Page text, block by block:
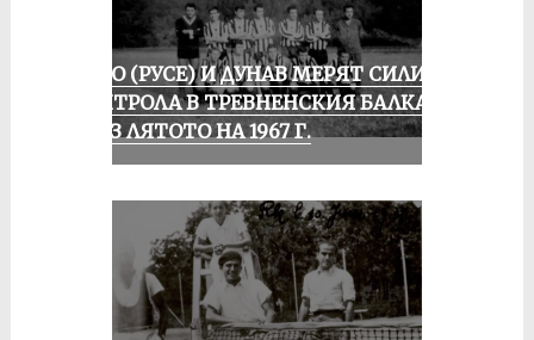
ЛОКО (РУСЕ) И ДУНАВ МЕРЯТ СИЛИ В
КОНТРОЛА В ТРЕВНЕНСКИЯ БАЛКАН
ПРЕЗ ЛЯТОТО НА 1967 Г.